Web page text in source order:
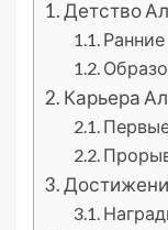
Детство
Карьера